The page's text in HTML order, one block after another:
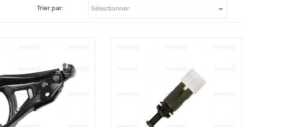
Trier par: Sélectionner 